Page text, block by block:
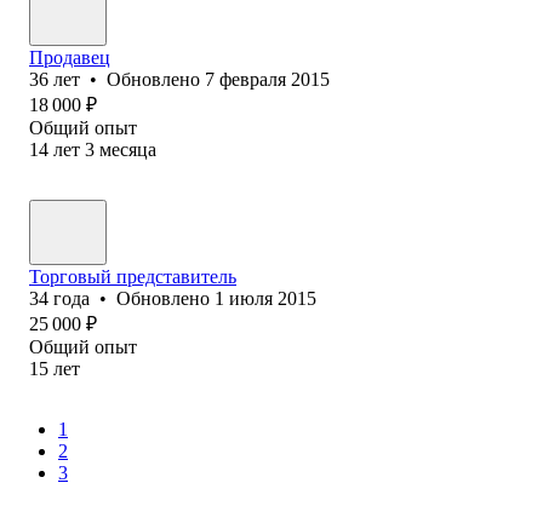
Продавец
36 лет • Обновлено 7 февраля 2015
18 000 ₽
Общий опыт
14 лет 3 месяца
Торговый представитель
34 года • Обновлено 1 июля 2015
25 000 ₽
Общий опыт
15 лет
1
2
3